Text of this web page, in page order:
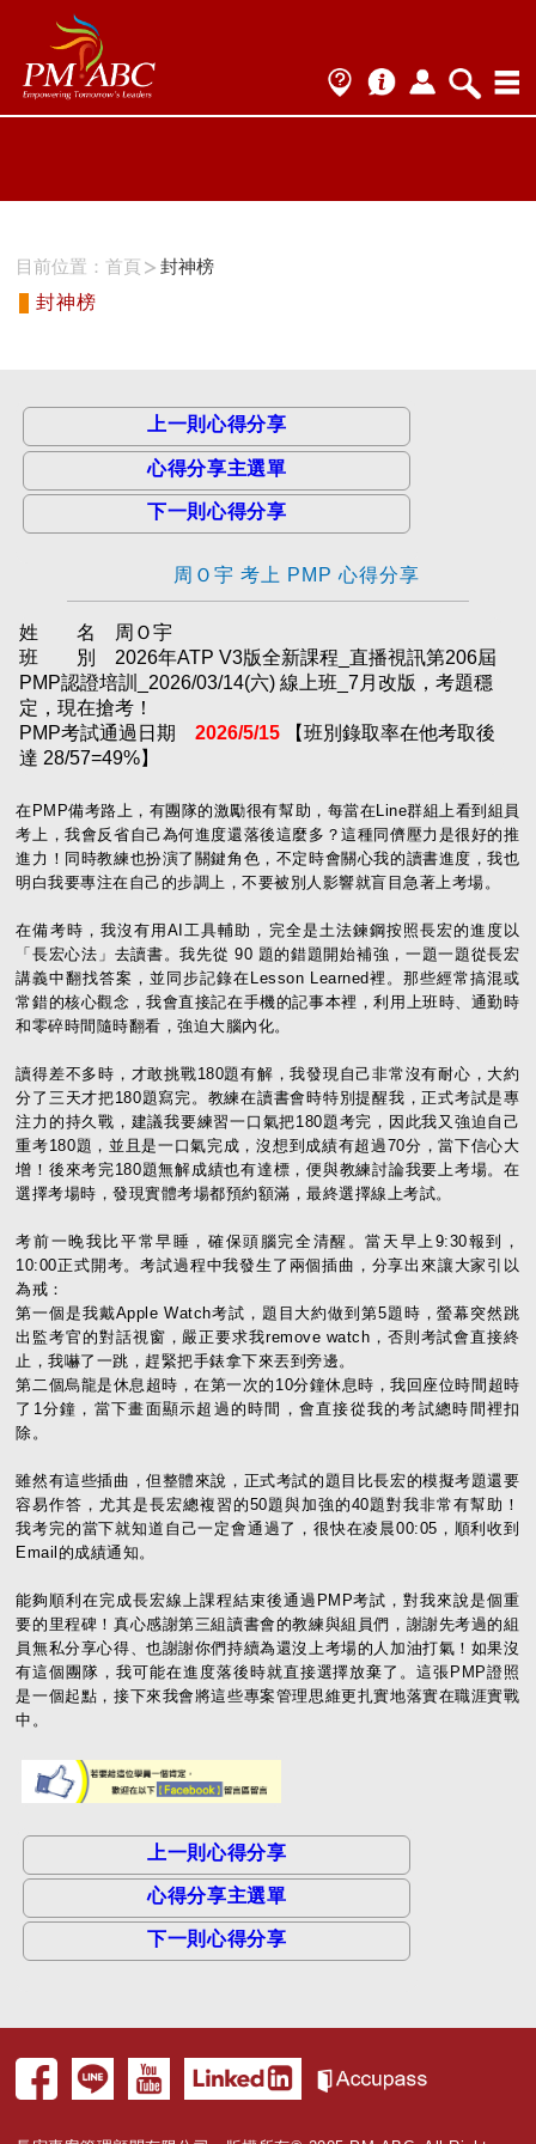
ProName1=
Scategory=1
ProName2=PMP
Scategory=1
目前位置：首頁
封神榜
封神榜
上一則心得分享
心得分享主選單
下一則心得分享
周Ｏ宇 考上 PMP 心得分享
姓 名 周Ｏ宇
班 別 2026年ATP V3版全新課程_直播視訊第206屆
PMP認證培訓_2026/03/14(六) 線上班_7月改版，考題穩
定，現在搶考！
PMP考試通過日期2026/5/15 【班別錄取率在他考取後
達 28/57=49%】
在PMP備考路上，有團隊的激勵很有幫助，每當在Line群組上看到組員
考上，我會反省自己為何進度還落後這麼多？這種同儕壓力是很好的推
進力！同時教練也扮演了關鍵角色，不定時會關心我的讀書進度，我也
明白我要專注在自己的步調上，不要被別人影響就盲目急著上考場。
在備考時，我沒有用AI工具輔助，完全是土法鍊鋼按照長宏的進度以
「長宏心法」去讀書。我先從 90 題的錯題開始補強，一題一題從長宏
講義中翻找答案，並同步記錄在Lesson Learned裡。那些經常搞混或
常錯的核心觀念，我會直接記在手機的記事本裡，利用上班時、通勤時
和零碎時間隨時翻看，強迫大腦內化。
讀得差不多時，才敢挑戰180題有解，我發現自己非常沒有耐心，大約
分了三天才把180題寫完。教練在讀書會時特別提醒我，正式考試是專
注力的持久戰，建議我要練習一口氣把180題考完，因此我又強迫自己
重考180題，並且是一口氣完成，沒想到成績有超過70分，當下信心大
增！後來考完180題無解成績也有達標，便與教練討論我要上考場。在
選擇考場時，發現實體考場都預約額滿，最終選擇線上考試。
考前一晚我比平常早睡，確保頭腦完全清醒。當天早上9:30報到，
10:00正式開考。考試過程中我發生了兩個插曲，分享出來讓大家引以
為戒：
第一個是我戴Apple Watch考試，題目大約做到第5題時，螢幕突然跳
出監考官的對話視窗，嚴正要求我remove watch，否則考試會直接終
止，我嚇了一跳，趕緊把手錶拿下來丟到旁邊。
第二個烏龍是休息超時，在第一次的10分鐘休息時，我回座位時間超時
了1分鐘，當下畫面顯示超過的時間，會直接從我的考試總時間裡扣
除。
雖然有這些插曲，但整體來說，正式考試的題目比長宏的模擬考題還要
容易作答，尤其是長宏總複習的50題與加強的40題對我非常有幫助！
我考完的當下就知道自己一定會通過了，很快在凌晨00:05，順利收到
Email的成績通知。
能夠順利在完成長宏線上課程結束後通過PMP考試，對我來說是個重
要的里程碑！真心感謝第三組讀書會的教練與組員們，謝謝先考過的組
員無私分享心得、也謝謝你們持續為還沒上考場的人加油打氣！如果沒
有這個團隊，我可能在進度落後時就直接選擇放棄了。這張PMP證照
是一個起點，接下來我會將這些專案管理思維更扎實地落實在職涯實戰
中。
上一則心得分享
心得分享主選單
下一則心得分享